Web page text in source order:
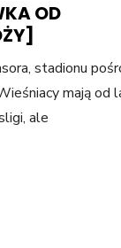
OD
stadionu
mają od
ale